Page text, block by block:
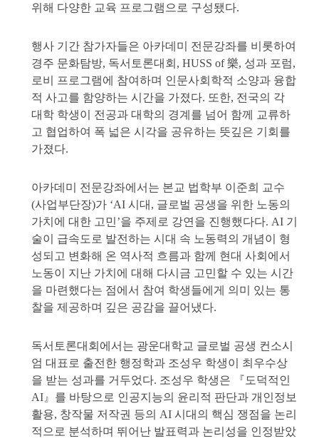
위해 다양한 교육 프로그램으로 구성됐다.
행사 기간 참가자들은 아카데미 전문강좌를 비롯하여
경주 문화탐방, 독서토론대회, HUSS of 樂, 성과 포럼,
로비 프로그램에 참여하며 인문사회학적 소양과 융합
적 사고를 함양하는 시간을 가졌다. 또한, 전국의 각
대학 학생이 전공과 대학의 경계를 넘어 함께 교류하
고 협업하여 폭 넓은 시각을 공유하는 뜻깊은 기회를
가졌다.
아카데미 전문강좌에서는 본교 법학부 이준희 교수
(사업부단장)가 ‘AI 시대, 글로벌 공생을 위한 노동의
가치에 대한 고민’을 주제로 강연을 진행했다다. AI 기
술이 급속도로 발전하는 시대 속 노동력의 개념이 형
성되고 변화해 온 역사적 흐름과 함께 현대 사회에서
노동이 지난 가치에 대해 다시금 고민할 수 있는 시간
을 마련했다는 점에서 참여 학생들에게 의미 있는 통
찰을 제공하며 깊은 공감을 끌어냈다.
독서토론대회에서는 광운대학교 글로벌 공생 컨소시
엄 대표로 출전한 행정학과 조성우 학생이 최우수상
을 받는 성과를 거두었다. 조성우 학생은 『도덕적인
AI』를 바탕으로 인공지능의 윤리적 판단과 개인정보
활용, 창작물 저작권 등의 AI 시대의 핵심 쟁점을 논리
적으로 분석하며 뛰어난 발표력과 논리성을 인정받았